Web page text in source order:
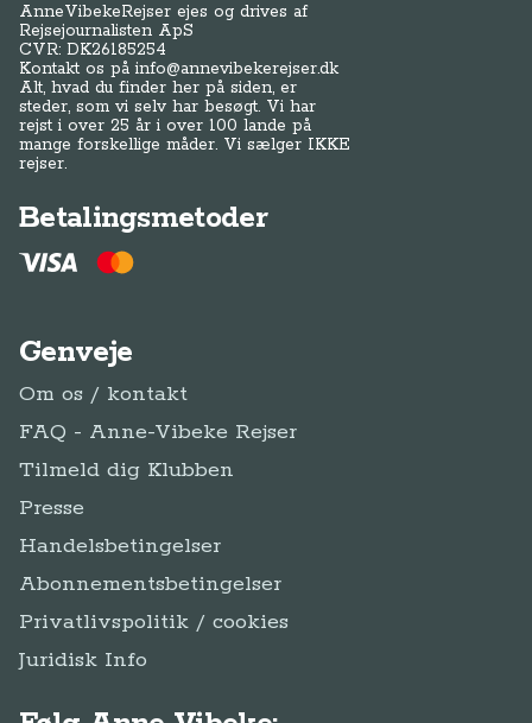
AnneVibekeRejser ejes og drives af
Rejsejournalisten ApS
CVR: DK26185254
Kontakt os påinfo@annevibekerejser.dk
Alt, hvad du finder her på siden, er
steder, som vi selv har besøgt. Vi har
rejst i over 25 år i over 100 lande på
mange forskellige måder. Vi sælger IKKE
rejser.
Betalingsmetoder
Genveje
Om os / kontakt
FAQ - Anne-Vibeke Rejser
Tilmeld dig Klubben
Presse
Handelsbetingelser
Abonnementsbetingelser
Privatlivspolitik / cookies
Juridisk Info